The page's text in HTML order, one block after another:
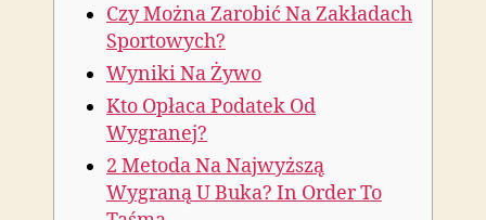
Czy Można Zarobić Na Zakładach
Sportowych?
Wyniki Na Żywo
Kto Opłaca Podatek Od
Wygranej?
2 Metoda Na Najwyższą
Wygraną U Buka? In Order To